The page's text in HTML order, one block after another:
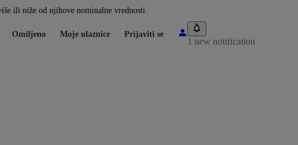
ili niže od njihove nominalne vrednosti.
Omiljeno Moje ulaznice Prijaviti se
1 new notification